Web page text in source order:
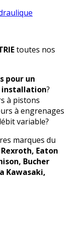
toutes nos
pour un
installation?
à pistons
à engrenages
variable?
marques du
Rexroth, Eaton
Bucher
Kawasaki,